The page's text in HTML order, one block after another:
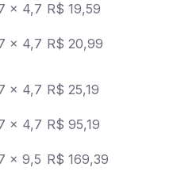
x 4,7 R$ 19,59
x 4,7 R$ 20,99
x 4,7 R$ 25,19
x 4,7 R$ 95,19
x 9,5 R$ 169,39